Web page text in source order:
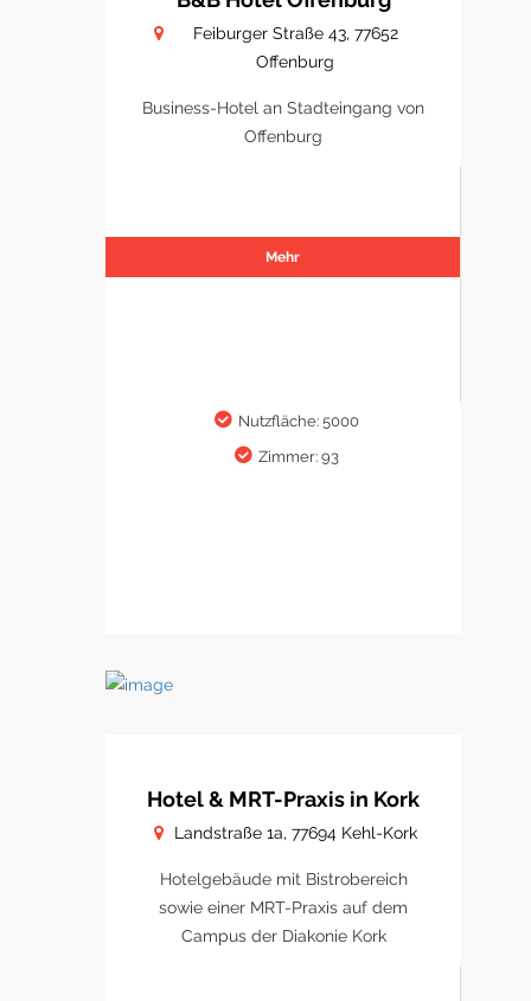
Feiburger Straße 43, 77652
Offenburg
Business-Hotel an Stadteingang von
Offenburg
Mehr
Nutzfläche: 5000
Zimmer: 93
Hotel & MRT-Praxis in Kork
Landstraße 1a, 77694 Kehl-Kork
Hotelgebäude mit Bistrobereich
sowie einer MRT-Praxis auf dem
Campus der Diakonie Kork